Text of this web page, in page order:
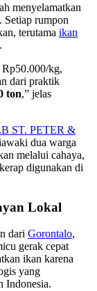
menyelamatkan
. Setiap rumpon
terutama ikan
Rp50.000/kg,
dari praktik
ton,” jelas
ST. PETER &
dua warga
melalui cahaya,
digunakan di
Lokal
dari Gorontalo,
gerak cepat
ikan karena
yang
Indonesia.